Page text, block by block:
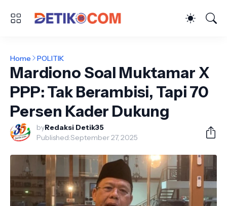
Home POLITIK
Mardiono Soal Muktamar X
PPP: Tak Berambisi, Tapi 70
Persen Kader Dukung
byRedaksi Detik35
Published:September 27, 2025